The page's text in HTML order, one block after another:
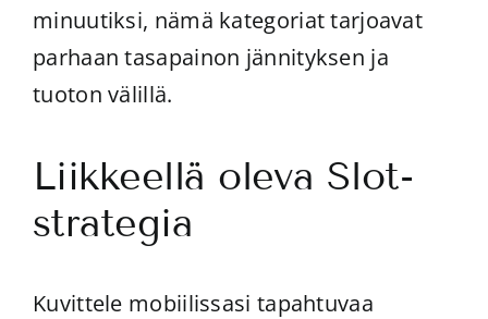
minuutiksi, nämä kategoriat tarjoavat
parhaan tasapainon jännityksen ja
tuoton välillä.
Liikkeellä oleva Slot-
strategia
Kuvittele mobiilissasi tapahtuvaa